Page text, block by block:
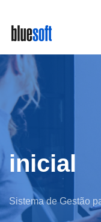
main
content
inicial
Sistema de Gestão